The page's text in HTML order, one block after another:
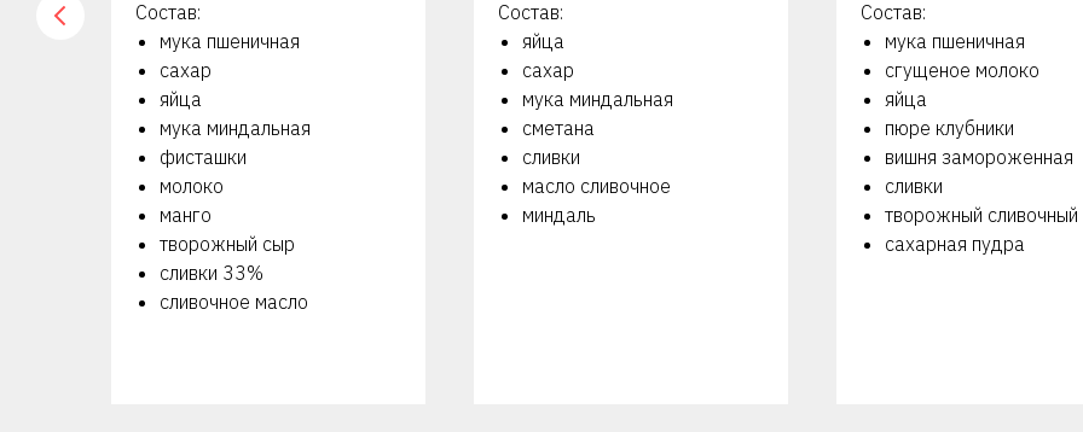
Состав:
мука пшеничная
сахар
яйца
мука миндальная
фисташки
молоко
манго
творожный сыр
сливки 33%
сливочное масло
Состав:
яйца
сахар
мука миндальная
сметана
сливки
масло сливочное
миндаль
Состав:
мука пшеничная
сгущеное молоко
яйца
пюре клубники
вишня замороженная
сливки
творожный
сахарная пудра